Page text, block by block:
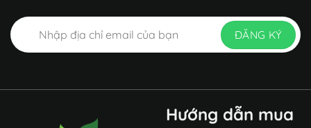
Hướng dẫn mua